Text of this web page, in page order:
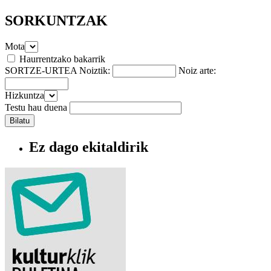
SORKUNTZAK
Mota
Haurrentzako bakarrik
SORTZE-URTEA Noiztik:
Noiz arte:
Hizkuntza
Testu hau duena
Ez dago ekitaldirik